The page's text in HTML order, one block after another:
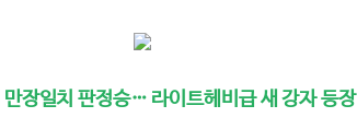
장일치 판정승… 라이트헤비급 새 강자 등장